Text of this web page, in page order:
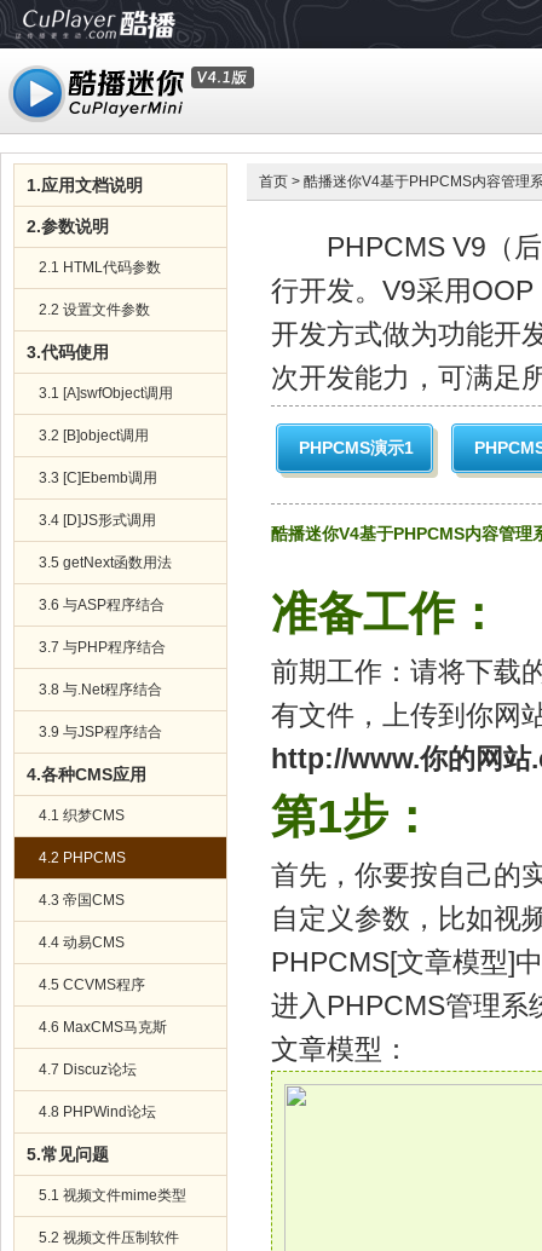
1.应用文档说明
2.参数说明
2.1 HTML代码参数
2.2 设置文件参数
3.代码使用
3.1 [A]swfObject调用
3.2 [B]object调用
3.3 [C]Ebemb调用
3.4 [D]JS形式调用
3.5 getNext函数用法
3.6 与ASP程序结合
3.7 与PHP程序结合
3.8 与.Net程序结合
3.9 与JSP程序结合
4.各种CMS应用
4.1 织梦CMS
4.2 PHPCMS
4.3 帝国CMS
4.4 动易CMS
4.5 CCVMS程序
4.6 MaxCMS马克斯
4.7 Discuz论坛
4.8 PHPWind论坛
5.常见问题
5.1 视频文件mime类型
5.2 视频文件压制软件
首页 > 酷播迷你V4基于PHPCMS内容管理
PHPCMS V9（后
行开发。V9采用
开发方式做为功能开
次开发能力，可满足
PHPCMS演示1
酷播迷你V4基于PHPCMS内容管理
准备工作：
前期工作：请将下载
有文件，上传到你网
http://www.你的网
第1步：
首先，你要按自己的
自定义参数，比如视
PHPCMS[文章模型]
进入PHPCMS管理系
文章模型：